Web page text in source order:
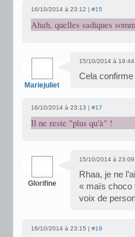
16/10/2014 à 23:12 | #15
Ahah, quelles sadiques
Mariejuliet
15/10/2014 à 19:44
Cela
16/10/2014 à 23:13 | #17
Il ne reste "plus qu'à" !
Glorifine
15/10/2014 à 23:09
Rhaa, je ne
« maïs choco
voix de
16/10/2014 à 23:15 | #19